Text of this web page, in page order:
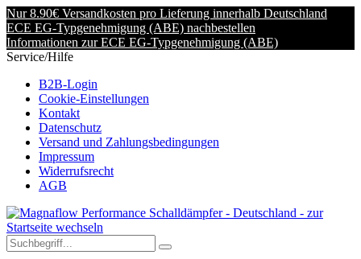
Nur 8.90€ Versandkosten pro Lieferung innerhalb Deutschland
ECE EG-Typgenehmigung (ABE) nachbestellen
Informationen zur ECE EG-Typgenehmigung (ABE)
Service/Hilfe
B2B-Login
Cookie-Einstellungen
Kontakt
Datenschutz
Versand und Zahlungsbedingungen
Impressum
Widerrufsrecht
AGB